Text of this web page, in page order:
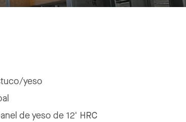
yeso
de yeso de 12' HRC